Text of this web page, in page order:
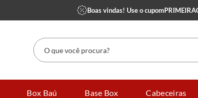
Boas vindas! Use o cupom
O que você procura?
Box Baú Base Box Cabeceiras